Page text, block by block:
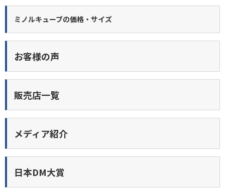
ミノルキューブの価格・サイズ
お客様の声
販売店一覧
メディア紹介
日本DM大賞